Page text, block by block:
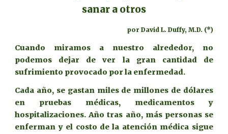
sanar a otros
por David L. Duffy, M.D. (*)
Cuando miramos a nuestro alrededor, no
podemos dejar de ver la gran cantidad de
sufrimiento provocado por la enfermedad.
Cada año, se gastan miles de millones de dólares
en pruebas médicas, medicamentos y
hospitalizaciones. Año tras año, más personas se
enferman y el costo de la atención médica sigue